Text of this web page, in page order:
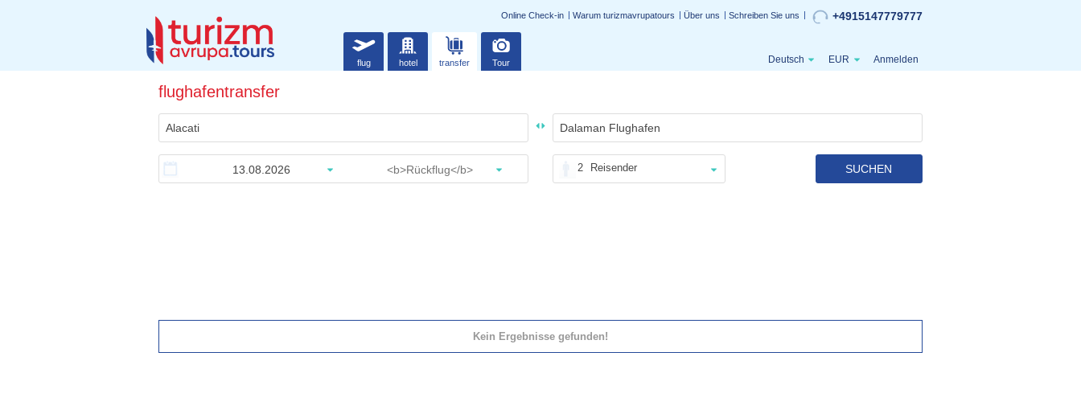
Online Check-in Warum turizmavrupatours Über uns Schreiben Sie uns +4915147779777
flug hotel transfer Tour Deutsch EUR Anmelden
flughafentransfer
2 Reisender SUCHEN
Kein Ergebnisse gefunden!